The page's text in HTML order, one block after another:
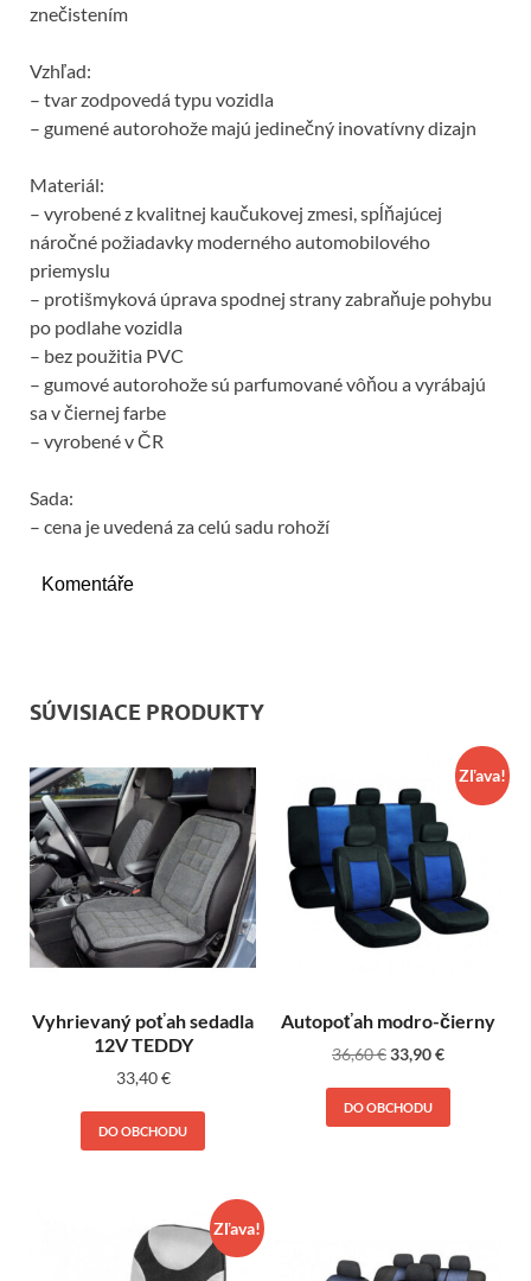
znečistením
Vzhľad:
– tvar zodpovedá typu vozidla
– gumené autorohože majú jedinečný inovatívny dizajn
Materiál:
– vyrobené z kvalitnej kaučukovej zmesi, spĺňajúcej
náročné požiadavky moderného automobilového
priemyslu
– protišmyková úprava spodnej strany zabraňuje pohybu
po podlahe vozidla
– bez použitia PVC
– gumové autorohože sú parfumované vôňou a vyrábajú
sa v čiernej farbe
– vyrobené v ČR
Sada:
– cena je uvedená za celú sadu rohoží
Komentáře
SÚVISIACE PRODUKTY
Vyhrievaný poťah sedadla
12V TEDDY
33,40€
DO OBCHODU
Zľava!
Autopoťah modro-čierny
36,60€33,90€
DO OBCHODU
Zľava!